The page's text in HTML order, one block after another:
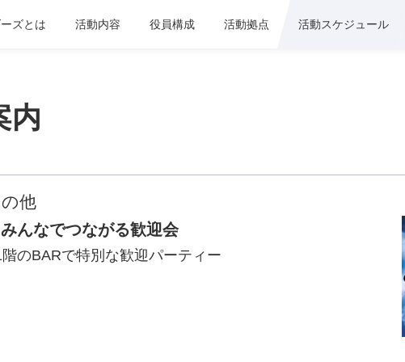
ズとは 活動内容 役員構成 活動拠点 活動スケジュール
内
他
んなでつながる歓迎会
のBARで特別な歓迎パーティー